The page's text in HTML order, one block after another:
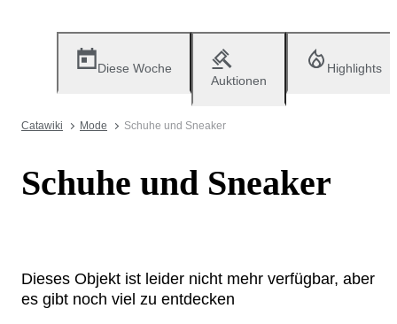
Diese Woche
Auktionen
Highlights
Catawiki Mode Schuhe und Sneaker
Schuhe und Sneaker
Dieses Objekt ist leider nicht mehr verfügbar, aber
es gibt noch viel zu entdecken